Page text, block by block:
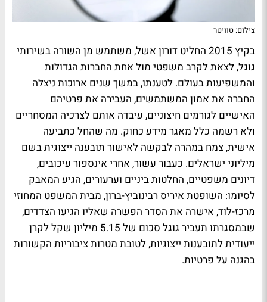
צילום: טוויטר
בקיץ 2015 החליט דורון אשל, משתמש מן השורה בשירותי
גוגל, לצאת לקרב משפטי מול אחת החברות הגדולות
והמשפיעות בעולם. לטענתו, במשך שנים ארוכות ניצלה
החברה את אמון המשתמשים, העבירה את פרטיהם
האישיים לגורמים חיצוניים, עיבדה אותם לצרכיה המסחריים
ולא רשמה כלל מאגר מידע כחוק. מה שהחל כתביעה
אישית, צמח במהרה לבקשה לאישור תובענה ייצוגית בשם
מיליוני ישראלים. כעבור עשור, אחרי אינספור עיכובים,
דיונים משפטיים, החלטות ביניים וערעורים, הגיע המאבק
לסיומו: השופטת איריס רבינוביץ-ברון, מבית המשפט המחוזי
מרכז-לוד, אישרה את הסדר הפשרה שאליו הגיעו הצדדים,
שבמסגרתו תעביר גוגל סכום של 5.15 מיליון שקל לקרן
ייעודית לתובענות ייצוגיות, לטובת מטרות ציבוריות הקשורות
בהגנה על פרטיות.